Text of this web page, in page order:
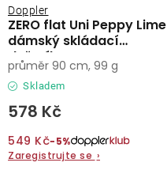
ZERO flat Uni Peppy Lime
dámský skládací
deštník
Doppler
Skladem
578 Kč
549 Kč−5%
Zaregistrujte se ›
průměr 90 cm, 99 g